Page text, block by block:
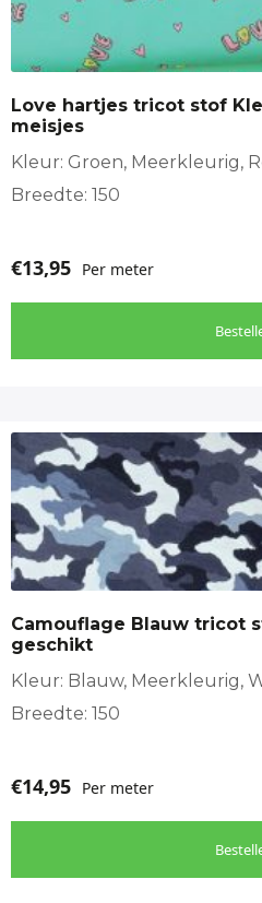
Love hartjes tricot stof
meisjes
Kleur: Groen, Meerkleurig,
Breedte: 150
€13,95 Per meter
Camouflage Blauw tricot
geschikt
Kleur: Blauw, Meerkleurig,
Breedte: 150
€14,95 Per meter